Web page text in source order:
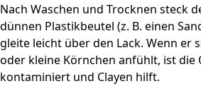
Nach Waschen und Trocknen steck
dünnen Plastikbeutel (z. B. einen
gleite leicht über den Lack. Wenn er
oder kleine Körnchen anfühlt, ist die
kontaminiert und Clayen hilft.